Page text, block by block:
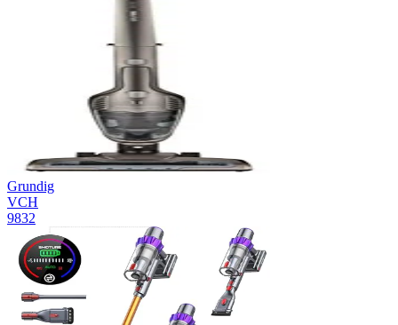
Grundig
VCH
9832